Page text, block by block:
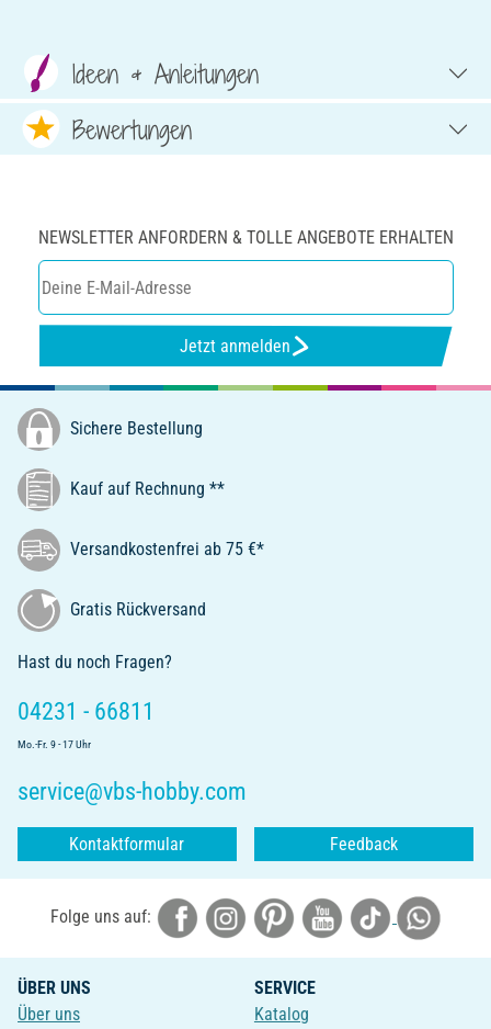
Ideen & Anleitungen
Bewertungen
NEWSLETTER ANFORDERN & TOLLE ANGEBOTE ERHALTEN
Jetzt anmelden
Sichere Bestellung
Kauf auf Rechnung **
Versandkostenfrei ab 75 €*
Gratis Rückversand
Hast du noch Fragen?
04231 - 66811
Mo.-Fr. 9 - 17 Uhr
service@vbs-hobby.com
Kontaktformular Feedback
Folge uns auf:
ÜBER UNS
Über uns
SERVICE
Katalog